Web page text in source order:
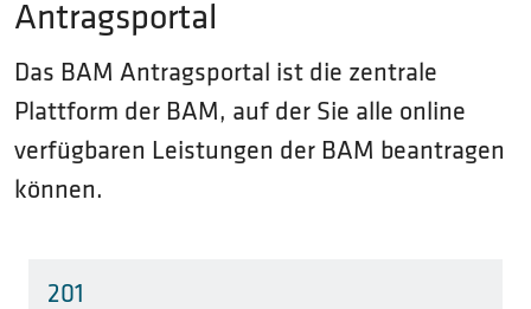
Antragsportal
Das BAM Antragsportal ist die zentrale
Plattform der BAM, auf der Sie alle online
verfügbaren Leistungen der BAM beantragen
können.
201